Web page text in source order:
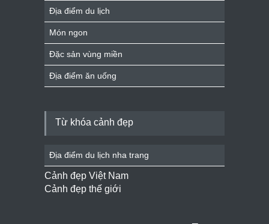
Địa điểm du lịch
Món ngon
Đặc sản vùng miền
Địa điểm ăn uống
Từ khóa cảnh đẹp
Địa điểm du lịch nha trang
Cảnh đẹp Việt Nam
Cảnh đẹp thế giới